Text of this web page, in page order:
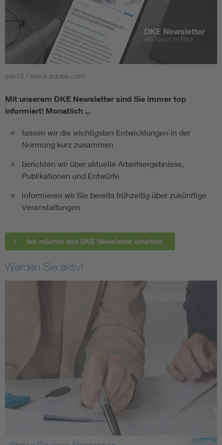
sdx15 / stock.adobe.com
Mit unserem DKE Newsletter sind Sie immer top
informiert! Monatlich ...
fassen wir die wichtigsten Entwicklungen in der
Normung kurz zusammen
berichten wir über aktuelle Arbeitsergebnisse,
Publikationen und Entwürfe
informieren wir Sie bereits frühzeitig über zukünftige
Veranstaltungen
Ich möchte den DKE Newsletter erhalten!
Werden Sie aktiv!